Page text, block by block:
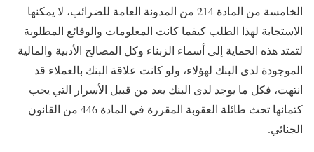
الخامسة من المادة 214 من المدونة العامة للضرائب، لا يمكنها
الاستجابة لهذا الطلب كيفما كانت المعلومات والوقائع المطلوبة
لتمتد هذه الحماية إلى أسماء الزبناء وكل المصالح الأدبية والمالية
الموجودة لدى البنك لهؤلاء، ولو كانت علاقة البنك بالعملاء قد
انتهت، فكل ما يوجد لدى البنك يعد من قبيل الأسرار التي يجب
كتمانها تحث طائلة العقوبة المقررة في المادة 446 من القانون
الجنائي.